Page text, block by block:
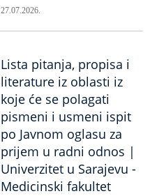
27.07.2026.
Lista pitanja, propisa i
literature iz oblasti iz
koje će se polagati
pismeni i usmeni ispit
po Javnom oglasu za
prijem u radni odnos |
Univerzitet u Sarajevu -
Medicinski fakultet